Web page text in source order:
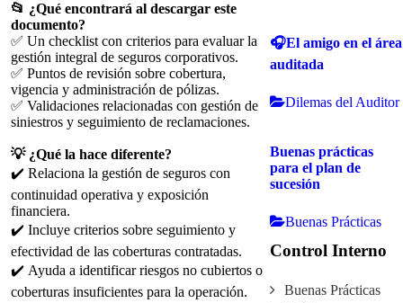
📂 ¿Qué encontrará al descargar este
documento?
✅ Un checklist con criterios para evaluar la
gestión integral de seguros corporativos.
✅ Puntos de revisión sobre cobertura,
vigencia y administración de pólizas.
✅ Validaciones relacionadas con gestión de
siniestros y seguimiento de reclamaciones.
💡 ¿Qué la hace diferente?
✔️ Relaciona la gestión de seguros con
continuidad operativa y exposición
financiera.
✔️ Incluye criterios sobre seguimiento y
efectividad de las coberturas contratadas.
✔️ Ayuda a identificar riesgos no cubiertos o
coberturas insuficientes para la operación.
🎧El amigo en el área
auditada
Dilemas del Auditor
Buenas prácticas
para el plan de
sucesión
Buenas Prácticas
Control Interno
Buenas Prácticas